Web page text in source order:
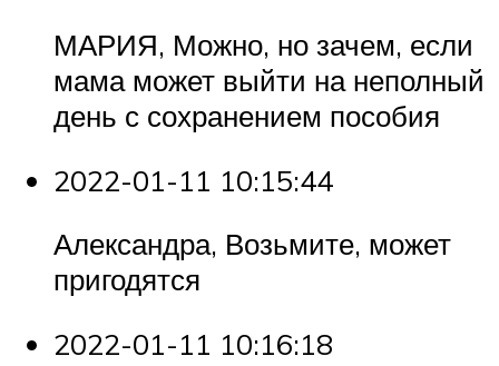
МАРИЯ, Можно, но зачем, если
мама может выйти на неполный
день с сохранением пособия
2022-01-11 10:15:44
Александра, Возьмите, может
пригодятся
2022-01-11 10:16:18